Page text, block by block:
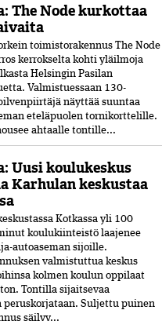
The Node kurkottaa
toimistorakennus The Node
kerrokselta kohti yläilmoja
Helsingin Pasilan
Valmistuessaan 130-
näyttää suuntaa
eteläpuolen tornikorttelille.
ahtaalle tontille...
Uusi koulukeskus
Karhulan keskustaa
Kotkassa yli 100
koulukiinteistö laajenee
autoaseman sijoille.
valmistuttua keskus
kolmen koulun oppilaat
Tontilla sijaitsevaa
peruskorjataan. Suljettu puinen
säilyy...